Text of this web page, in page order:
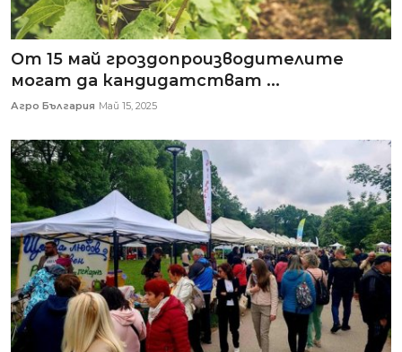
От 15 май гроздопроизводителите
могат да кандидатстват ...
Агро България Май 15, 2025